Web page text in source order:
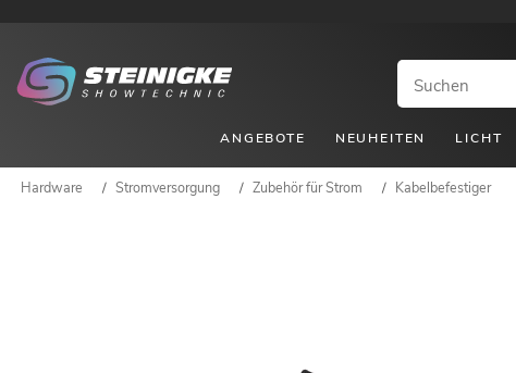
ANGEBOTE NEUHEITEN LICHT
Hardware / Stromversorgung / Zubehör für Strom / Kabelbefestiger